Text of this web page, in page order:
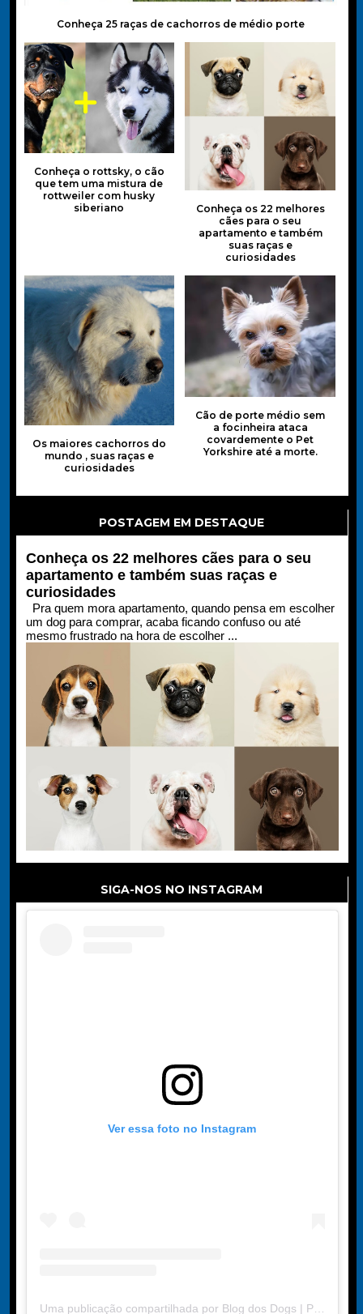
Conheça 25 raças de cachorros de médio porte
Conheça o rottsky, o cão
que tem uma mistura de
rottweiler com husky
siberiano
Conheça os 22 melhores
cães para o seu
apartamento e também
suas raças e
curiosidades
Os maiores cachorros do
mundo , suas raças e
curiosidades
Cão de porte médio sem
a focinheira ataca
covardemente o Pet
Yorkshire até a morte.
POSTAGEM EM DESTAQUE
Conheça os 22 melhores cães para o seu
apartamento e também suas raças e
curiosidades
Pra quem mora apartamento, quando pensa em escolher
um dog para comprar, acaba ficando confuso ou até
mesmo frustrado na hora de escolher ...
SIGA-NOS NO INSTAGRAM
Ver essa foto no Instagram
Uma publicação compartilhada por Blog dos Dogs | Portal de Dicas (@blogdosdogs2024)